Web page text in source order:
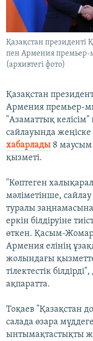
Басқа тілдерде
Қазақстан президенті
пен Армения
(архивтегі фото)
Қазақстан
Армения премьер-
"Азаматтық
сайлауында
хабарлады 8 маусым
қызметі.
"Көптеген
мәліметінше,
туралы
еркін білдіруіне
өткен. Қасым-
Армения елінің
жолындағы
тілектестік
ақпаратта.
Тоқаев "Қазақстан
салада өзара
ынтымақтастықты